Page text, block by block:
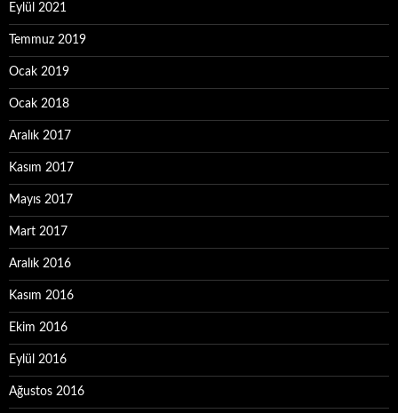
Eylül 2021
Temmuz 2019
Ocak 2019
Ocak 2018
Aralık 2017
Kasım 2017
Mayıs 2017
Mart 2017
Aralık 2016
Kasım 2016
Ekim 2016
Eylül 2016
Ağustos 2016